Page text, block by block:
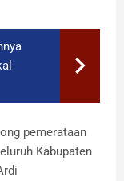
pemerataan
Kabupaten